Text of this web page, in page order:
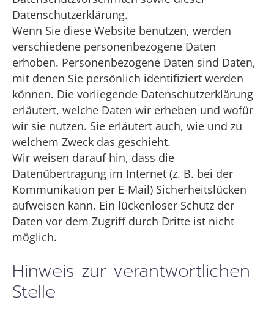
Datenschutzerklärung.
Wenn Sie diese Website benutzen, werden
verschiedene personenbezogene Daten
erhoben. Personenbezogene Daten sind Daten,
mit denen Sie persönlich identifiziert werden
können. Die vorliegende Datenschutzerklärung
erläutert, welche Daten wir erheben und wofür
wir sie nutzen. Sie erläutert auch, wie und zu
welchem Zweck das geschieht.
Wir weisen darauf hin, dass die
Datenübertragung im Internet (z. B. bei der
Kommunikation per E-Mail) Sicherheitslücken
aufweisen kann. Ein lückenloser Schutz der
Daten vor dem Zugriff durch Dritte ist nicht
möglich.
Hinweis zur verantwortlichen
Stelle